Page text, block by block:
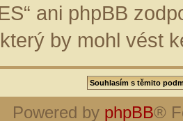
ani phpBB
by mohl vést
Powered by phpBB®